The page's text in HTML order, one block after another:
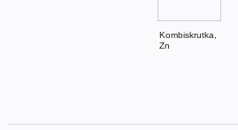
Kombiskrutka,
Zn